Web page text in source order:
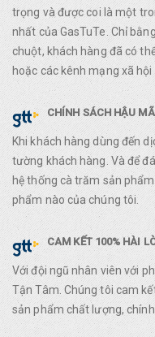
trọng và được coi là một
nhất của GasTuTe. Chỉ
chuột, khách hàng đã có
hoặc các kênh mạng xã hội
CHÍNH SÁCH HẬU
Khi khách hàng dùng đến
tường khách hàng. Và để
hệ thống cà trăm sản
phẩm nào của chúng tôi.
CAM KẾT 100% HÀI
Với đội ngũ nhân viên với
Tận Tâm. Chúng tôi cam
sản phẩm chất lượng, chính